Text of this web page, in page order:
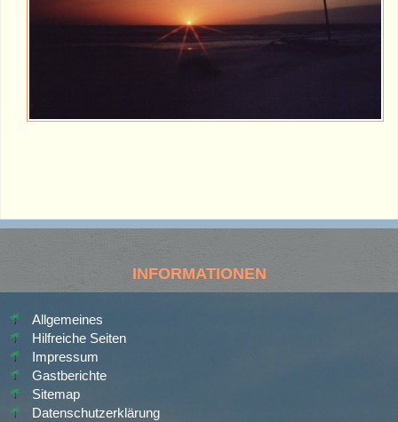
INFORMATIONEN
Allgemeines
Hilfreiche Seiten
Impressum
Gastberichte
Sitemap
Datenschutzerklärung